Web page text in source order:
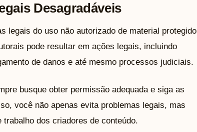
Desagradáveis
legais do uso não autorizado de material protegido
pode resultar em ações legais, incluindo
de danos e até mesmo processos judiciais.
busque obter permissão adequada e siga as
você não apenas evita problemas legais, mas
dos criadores de conteúdo.